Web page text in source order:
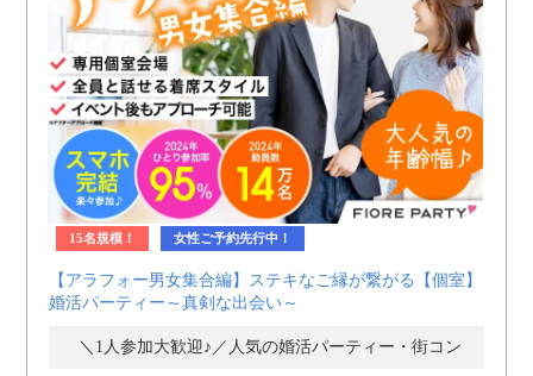
15名規模！ 女性ご予約先行中！
【アラフォー男女集合編】ステキなご縁が繋がる【個室】
婚活パーティー～真剣な出会い～
＼1人参加大歓迎♪／人気の婚活パーティー・街コン